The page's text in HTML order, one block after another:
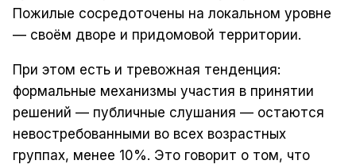
Пожилые сосредоточены на локальном уровне
— своём дворе и придомовой территории.
При этом есть и тревожная тенденция:
формальные механизмы участия в принятии
решений — публичные слушания — остаются
невостребованными во всех возрастных
группах, менее 10%. Это говорит о том, что